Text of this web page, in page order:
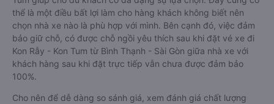
thể là một điều bất lợi làm cho hàng khách không biết nên
chọn nhà xe nào là phù hợp với mình. Bên cạnh đó, việc đảm
bảo giữ chỗ, có được chỗ ngồi yêu thích sau khi đặt vé xe đi
Kon Rẫy - Kon Tum từ Bình Thạnh - Sài Gòn giữa nhà xe với
khách hàng sau khi đặt trực tiếp vẫn chưa được đảm bảo
100%.
Cho nên để dễ dàng so sánh giá, xem đánh giá chất lượng